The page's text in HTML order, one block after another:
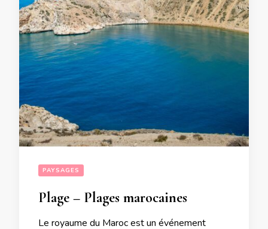
PAYSAGES
Plage – Plages marocaines
Le royaume du Maroc est un événement